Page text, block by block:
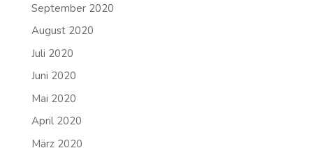
September 2020
August 2020
Juli 2020
Juni 2020
Mai 2020
April 2020
März 2020